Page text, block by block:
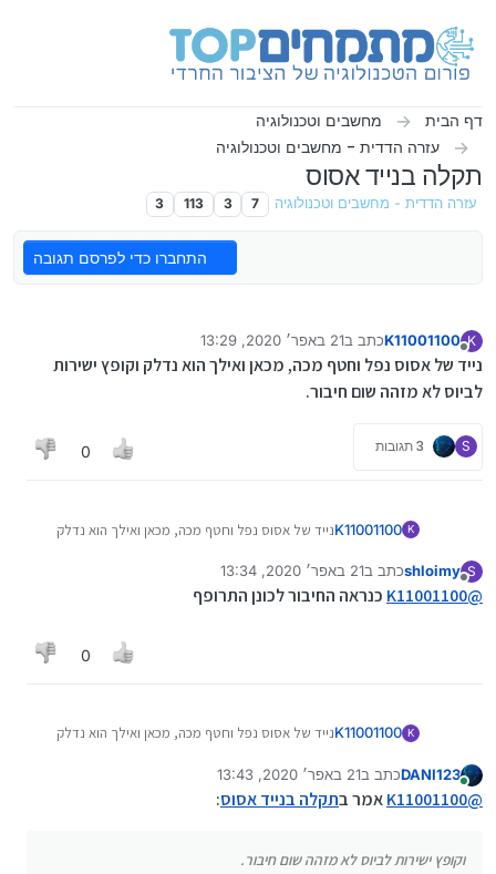
דף הבית
מחשבים וטכנולוגיה
עזרה הדדית - מחשבים וטכנולוגיה
תקלה בנייד אסוס
עזרה הדדית - מחשבים וטכנולוגיה 7
3
113
3
התחברו כדי לפרסם תגובה
K
מנותק
K11001100כתב ב21 באפר׳ 2020, 13:29
נערך לאחרונה על ידי
נייד של אסוס נפל וחטף מכה, מכאן ואילך הוא נדלק וקופץ ישירות
לביוס לא מזהה שום חיבור.
S 3 תגובות 0
K
K11001100נייד של אסוס נפל וחטף מכה, מכאן ואילך הוא נדלק
S
מנותק
shloimyכתב ב21 באפר׳ 2020, 13:34
נערך לאחרונה על ידי
@
K11001100 כנראה החיבור לכונן התרופף
0
K
K11001100נייד של אסוס נפל וחטף מכה, מכאן ואילך הוא נדלק
מחובר
DANI123כתב ב21 באפר׳ 2020, 13:43
נערך לאחרונה על ידי
@
K11001100אמר בתקלה בנייד אסוס:
וקופץ ישירות לביוס לא מזהה שום חיבור.